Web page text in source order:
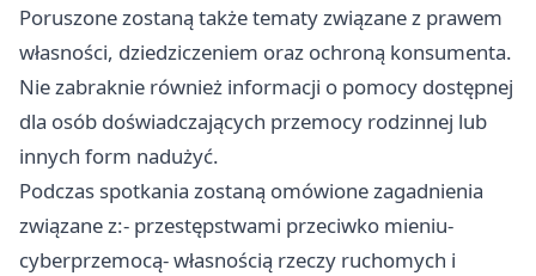
Poruszone zostaną także tematy związane z prawem
własności, dziedziczeniem oraz ochroną konsumenta.
Nie zabraknie również informacji o pomocy dostępnej
dla osób doświadczających przemocy rodzinnej lub
innych form nadużyć.
Podczas spotkania zostaną omówione zagadnienia
związane z:- przestępstwami przeciwko mieniu-
cyberprzemocą- własnością rzeczy ruchomych i